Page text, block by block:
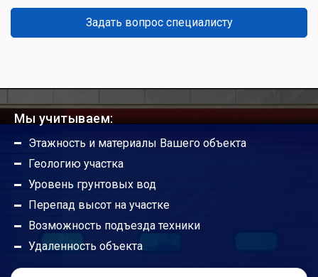
Какой срок службы гаражных ворот?
Можно ли ручные ворота сделать
автоматическими?
Будут ли работать гаражные ворота без
автоматики?
Радиус действия пультов управления
Задать вопрос специалисту
Мы учитываем:
Этажность и материалы Вашего объекта
Геологию участка
Уровень грунтовых вод
Перепад высот на участке
Возможность подъезда техники
Удаленность объекта